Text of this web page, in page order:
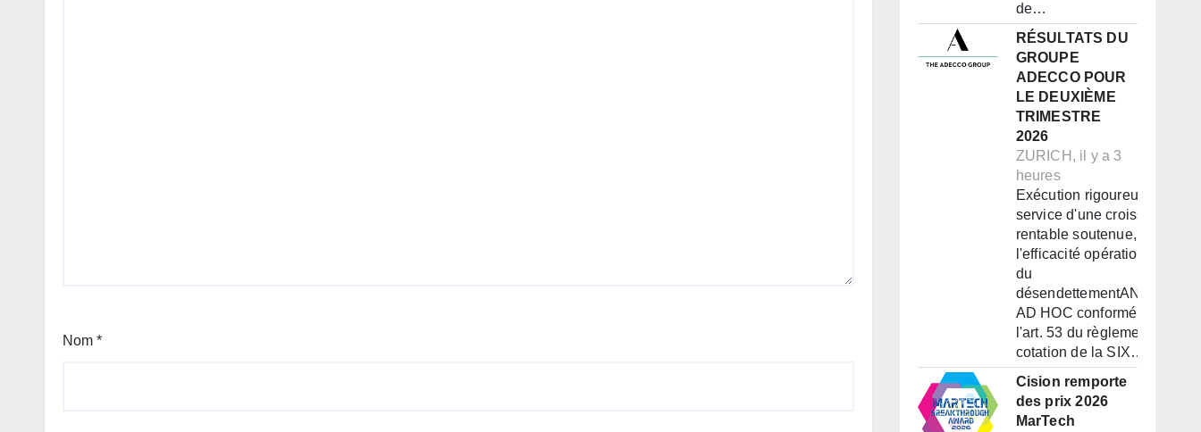
Nom *
de…
RÉSULTATS DU
GROUPE
ADECCO POUR
LE DEUXIÈME
TRIMESTRE
2026
ZURICH, il y a 3
heures
Exécution rigoureuse au
service d'une croissance
rentable soutenue, de
l'efficacité opérationnelle et
du
désendettementANNONCE
AD HOC conformément à
l'art. 53 du règlement de
cotation de la SIX…
Cision remporte
des prix 2026
MarTech